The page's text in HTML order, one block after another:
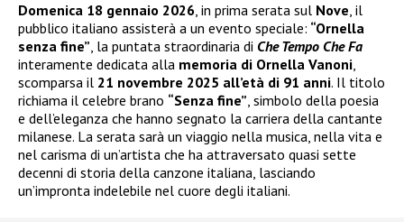
Domenica 18 gennaio 2026, in prima serata sul Nove, il
pubblico italiano assisterà a un evento speciale: “Ornella
senza fine”, la puntata straordinaria di Che Tempo Che Fa
interamente dedicata alla memoria di Ornella Vanoni,
scomparsa il 21 novembre 2025 all’età di 91 anni. Il titolo
richiama il celebre brano “Senza fine”, simbolo della poesia
e dell’eleganza che hanno segnato la carriera della cantante
milanese. La serata sarà un viaggio nella musica, nella vita e
nel carisma di un’artista che ha attraversato quasi sette
decenni di storia della canzone italiana, lasciando
un’impronta indelebile nel cuore degli italiani.